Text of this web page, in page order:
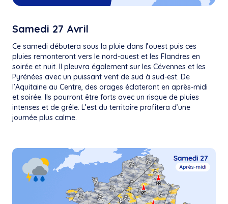
Samedi 27 Avril
Ce samedi débutera sous la pluie dans l’ouest puis ces
pluies remonteront vers le nord-ouest et les Flandres en
soirée et nuit. Il pleuvra également sur les Cévennes et les
Pyrénées avec un puissant vent de sud à sud-est. De
l’Aquitaine au Centre, des orages éclateront en après-midi
et soirée. Ils pourront être forts avec un risque de pluies
intenses et de grêle. L’est du territoire profitera d’une
journée plus calme.